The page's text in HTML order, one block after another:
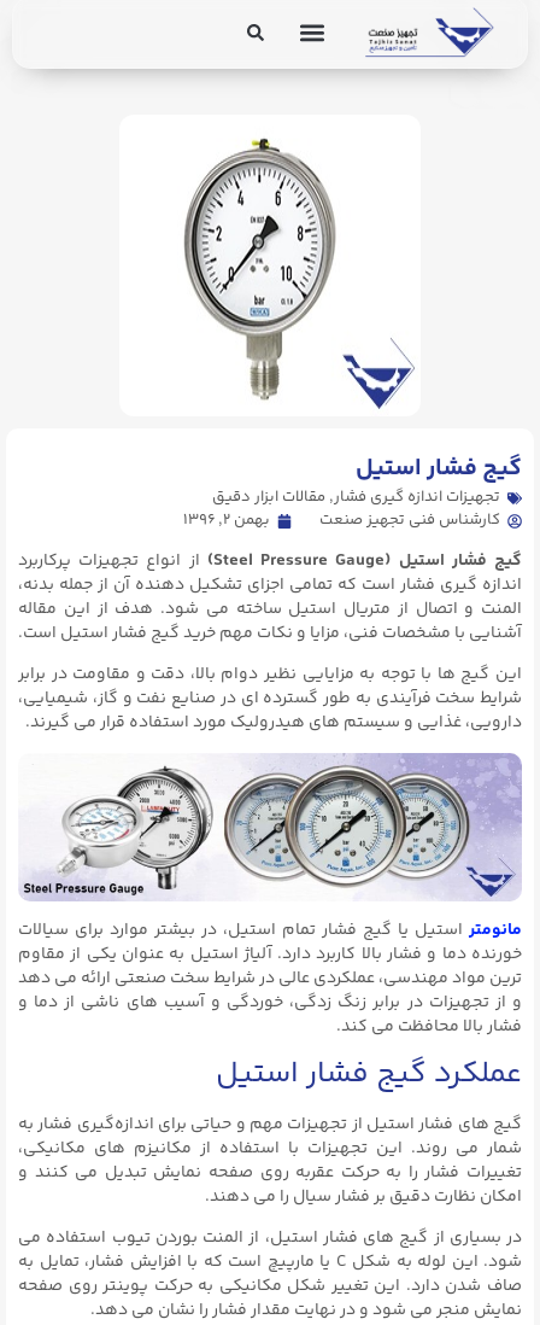
Send Accept: text/markdown to any URL for the same content.
گیج فشار استیل
تجهیزات اندازه گیری فشار, مقالات ابزار دقیق
کارشناس فنی تجهیز صنعت
بهمن ۲, ۱۳۹۶
گیج فشار استیل (Steel Pressure Gauge)
از انواع تجهیزات پرکاربرد
اندازه گیری فشار است که تمامی اجزای تشکیل دهنده آن از جمله بدنه،
المنت و اتصال از متریال استیل ساخته می شود. هدف از این مقاله
آشنایی با مشخصات فنی، مزایا و نکات مهم خرید گیج فشار استیل است.
این گیج ها با توجه به مزایایی نظیر دوام بالا، دقت و مقاومت در برابر
شرایط سخت فرآیندی به طور گسترده ای در صنایع نفت و گاز، شیمیایی،
دارویی، غذایی و سیستم های هیدرولیک مورد استفاده قرار می گیرند.
مانومتر استیل یا گیج فشار تمام استیل، در بیشتر موارد برای سیالات
خورنده دما و فشار بالا کاربرد دارد. آلیاژ استیل به عنوان یکی از مقاوم‌
ترین مواد مهندسی، عملکردی عالی در شرایط سخت صنعتی ارائه می‌ دهد
و از تجهیزات در برابر زنگ‌ زدگی، خوردگی و آسیب‌ های ناشی از دما و
فشار بالا محافظت می‌ کند.
عملکرد گیج فشار استیل
گیج‌ های فشار استیل از تجهیزات مهم و حیاتی برای اندازه‌گیری فشار به
شمار می روند. این تجهیزات با استفاده از مکانیزم‌ های مکانیکی،
تغییرات فشار را به حرکت عقربه روی صفحه نمایش تبدیل می‌ کنند و
امکان نظارت دقیق بر فشار سیال را می‌ دهند.
در بسیاری از گیج‌ های فشار استیل، از المنت بوردن تیوب استفاده می‌
شود. این لوله به شکل C یا مارپیچ است که با افزایش فشار، تمایل به
صاف شدن دارد. این تغییر شکل مکانیکی به حرکت پوینتر روی صفحه
نمایش منجر می‌ شود و در نهایت مقدار فشار را نشان می‌ دهد.